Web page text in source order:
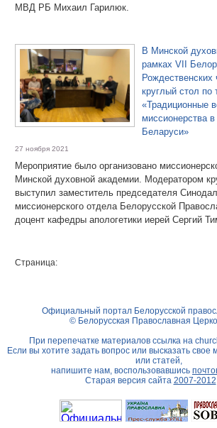
МВД РБ Михаил Гарилюк.
В Минской
рамках VII
Рождественских
круглый стол по
«Традиционные
миссионерства
Беларуси»
27 ноября 2021
Мероприятие было организовано
Минской духовной академии. Модератором
выступил заместитель председателя
миссионерского отдела Белорусской
доцент кафедры апологетики иерей Сергий
Страница:
Официальный портал Белорусской
© Белорусская Православная
При перепечатке материалов ссылка на
Если вы хотите задать вопрос или высказать свое
или статей,
напишите нам, воспользовавшись
Старая версия сайта 2007-2012